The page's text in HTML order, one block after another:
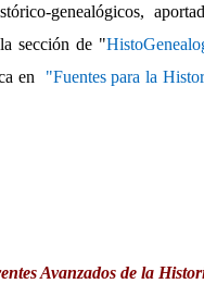
genealógicos,
sección de "
en "Fuentes para la
Avanzados de la